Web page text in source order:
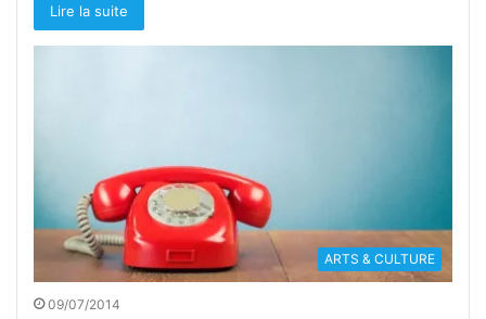
Lire la suite
ARTS & CULTURE
09/07/2014